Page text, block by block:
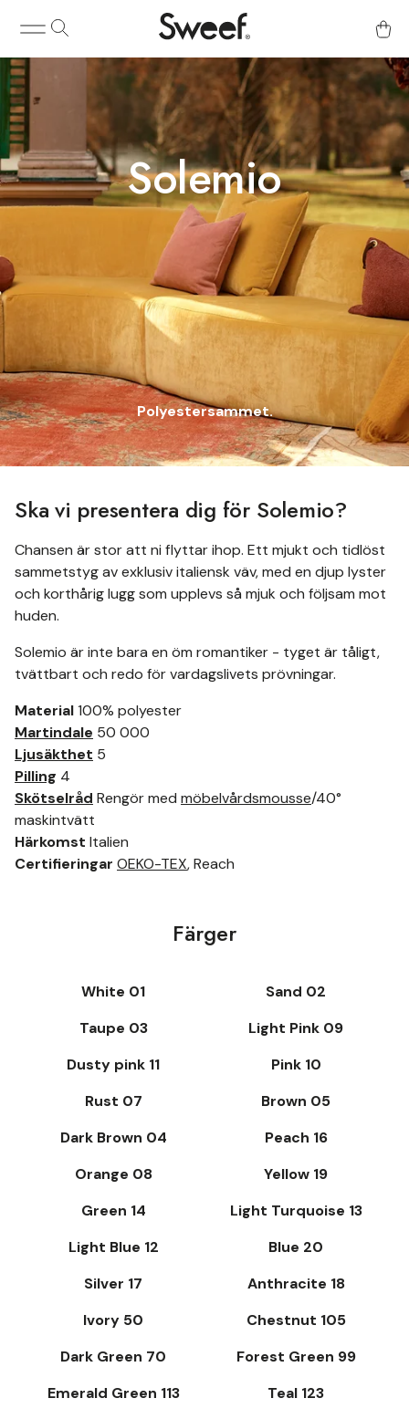
Solemio
Polyestersammet.
Ska vi presentera dig för Solemio?
Chansen är stor att ni flyttar ihop. Ett mjukt och tidlöst
sammetstyg av exklusiv italiensk väv, med en djup lyster
och korthårig lugg som upplevs så mjuk och följsam mot
huden.
Solemio är inte bara en öm romantiker - tyget är tåligt,
tvättbart och redo för vardagslivets prövningar.
Material100% polyester
Martindale 50 000
Ljusäkthet 5
Pilling 4
Skötselråd Rengör med möbelvårdsmousse/40°
maskintvätt
Härkomst Italien
Certifieringar OEKO-TEX, Reach
Färger
White 01
Sand 02
Taupe 03
Light Pink 09
Dusty pink 11
Pink 10
Rust 07
Brown 05
Dark Brown 04
Peach 16
Orange 08
Yellow 19
Green 14
Light Turquoise 13
Light Blue 12
Blue 20
Silver 17
Anthracite 18
Ivory 50
Chestnut 105
Dark Green 70
Forest Green 99
Emerald Green 113
Teal 123